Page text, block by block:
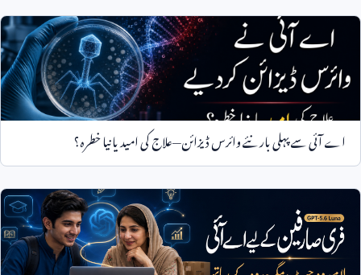
اے آئی سے پہلی بار نئے وائرس ڈیزائن—علاج کی امید یا نیا خطرہ؟